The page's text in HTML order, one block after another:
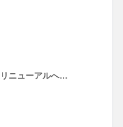
ニューアルへ…